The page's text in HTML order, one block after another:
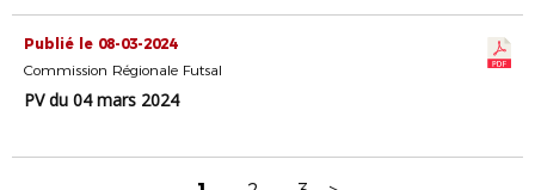
Publié le 08-03-2024
Commission Régionale Futsal
PV du 04 mars 2024